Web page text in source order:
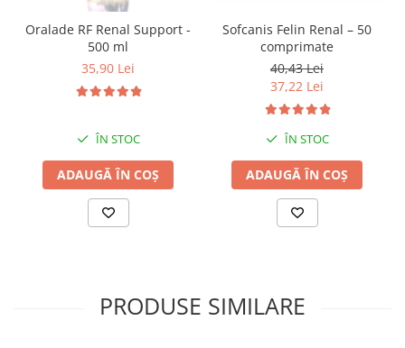
Oralade RF Renal Support -
500 ml
35,90 Lei
ÎN STOC
ADAUGĂ ÎN COȘ
Sofcanis Felin Renal – 50
comprimate
40,43 Lei
37,22 Lei
ÎN STOC
ADAUGĂ ÎN COȘ
PRODUSE SIMILARE